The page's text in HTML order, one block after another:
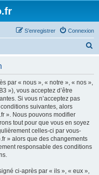
Connexion
S’enregistrer
par « nous », « notre », « nos »,
»), vous acceptez d’être
Si vous n’acceptez pas
suivantes, alors
». Nous pouvons modifier
tout pour que vous en soyez
celles-ci par vous-
» alors que des changements
responsable des conditions
ci-après par « ils », « eux »,